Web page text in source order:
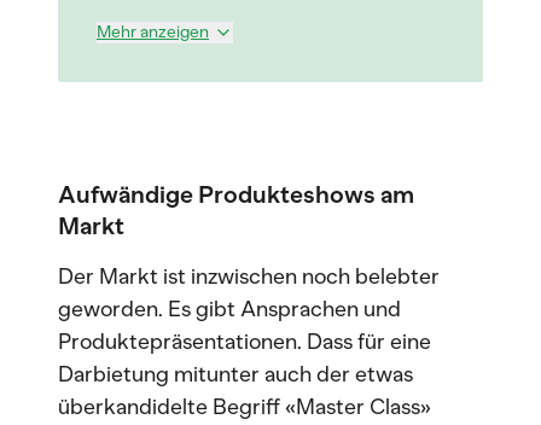
Mehr anzeigen
Aufwändige Produkteshows am
Markt
Der Markt ist inzwischen noch belebter
geworden. Es gibt Ansprachen und
Produktepräsentationen. Dass für eine
Darbietung mitunter auch der etwas
überkandidelte Begriff «Master Class»